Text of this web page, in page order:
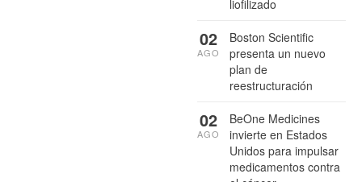
liofilizado
Boston Scientific
presenta un nuevo
plan de
reestructuración
02
AGO
BeOne Medicines
invierte en Estados
Unidos para impulsar
medicamentos contra
02
AGO